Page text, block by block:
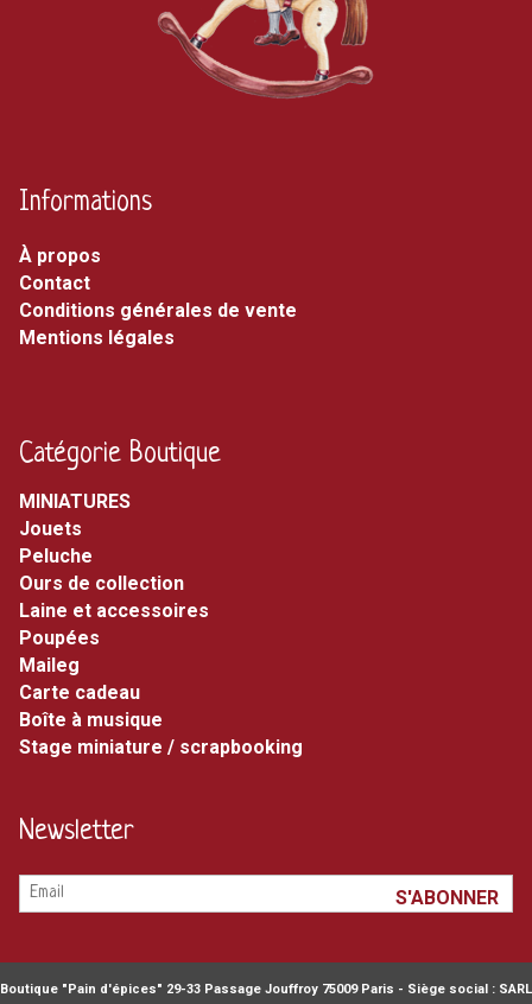
Informations
À propos
Contact
Conditions générales de vente
Mentions légales
Catégorie Boutique
MINIATURES
jouets
peluche
ours de collection
laine et accessoires
poupées
maileg
carte cadeau
boîte à musique
stage miniature / scrapbooking
Newsletter
Boutique "Pain d'épices" 29-33 Passage Jouffroy 75009 Paris - Siège social : SARL